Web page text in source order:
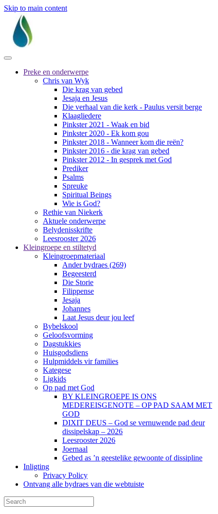
Skip to main content
Preke en onderwerpe
Chris van Wyk
Die krag van gebed
Jesaja en Jesus
Die verhaal van die kerk - Paulus versit berge
Klaagliedere
Pinkster 2021 - Waak en bid
Pinkster 2020 - Ek kom gou
Pinkster 2018 - Wanneer kom die reën?
Pinkster 2016 - die krag van gebed
Pinkster 2012 - In gesprek met God
Prediker
Psalms
Spreuke
Spiritual Beings
Wie is God?
Rethie van Niekerk
Aktuele onderwerpe
Belydenisskrifte
Leesrooster 2026
Kleingroepe en stiltetyd
Kleingroepmateriaal
Ander bydraes (269)
Begeesterd
Die Storie
Filippense
Jesaja
Johannes
Laat Jesus deur jou leef
Bybelskool
Geloofsvorming
Dagstukkies
Huisgodsdiens
Hulpmiddels vir families
Kategese
Ligkids
Op pad met God
BY KLEINGROEPE IS ONS
MEDEREISGENOTE – OP PAD SAAM MET
GOD
DIXIT DEUS – God se vernuwende pad deur
dissipelskap – 2026
Leesrooster 2026
Joernaal
Gebed as ’n geestelike gewoonte of dissipline
Inligting
Privacy Policy
Ontvang alle bydraes van die webtuiste